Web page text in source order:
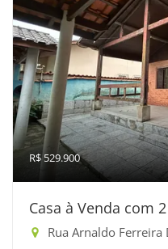
R$ 529.900
Casa à Venda com
Rua Arnaldo Ferreira